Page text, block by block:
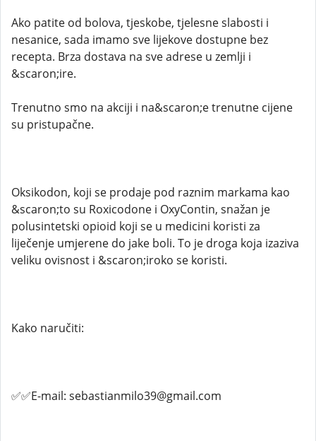
Ako patite od bolova, tjeskobe, tjelesne slabosti i
nesanice, sada imamo sve lijekove dostupne bez
recepta. Brza dostava na sve adrese u zemlji i
&scaron;ire.
Trenutno smo na akciji i na&scaron;e trenutne cijene
su pristupačne.
Oksikodon, koji se prodaje pod raznim markama kao
&scaron;to su Roxicodone i OxyContin, snažan je
polusintetski opioid koji se u medicini koristi za
liječenje umjerene do jake boli. To je droga koja izaziva
veliku ovisnost i &scaron;iroko se koristi.
Kako naručiti:
✅✅E-mail: sebastianmilo39@gmail.com